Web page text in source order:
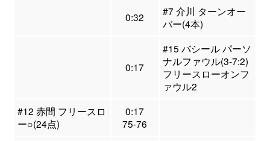
0:32
#7 介川 ターンオー
バー(4本)
0:17
#15 バシール パーソ
ナルファウル(3-7:2)
フリースローオンフ
ァウル2
#12 赤間 フリースロ
ー○(24点)
0:17
75-76